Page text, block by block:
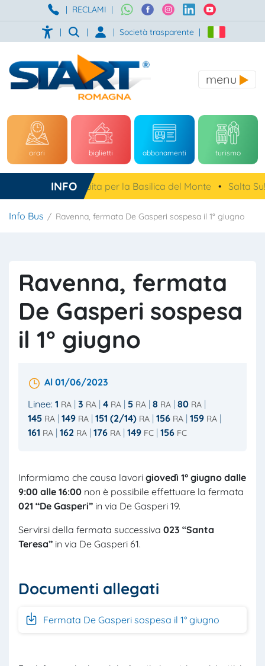
| RECLAMI |
| | | Società trasparente |
menu
orari biglietti abbonamenti turismo
INFO
navetta gratuita per la Basilica del Monte • Salta Su!
Info Bus Ravenna, fermata De Gasperi sospesa il 1° giugno
Ravenna, fermata
De Gasperi sospesa
il 1° giugno
Al 01/06/2023
Linee: 1 RA 3 RA 4 RA 5 RA 8 RA 80 RA
145 RA 149 RA 151 (2/14) RA 156 RA 159 RA
161 RA 162 RA 176 RA 149 FC 156 FC
Informiamo che causa lavori giovedì 1° giugno dalle
9:00 alle 16:00 non è possibile effettuare la fermata
021 “De Gasperi” in via De Gasperi 19.
Servirsi della fermata successiva 023 “Santa
Teresa” in via De Gasperi 61.
Documenti allegati
Fermata De Gasperi sospesa il 1° giugno